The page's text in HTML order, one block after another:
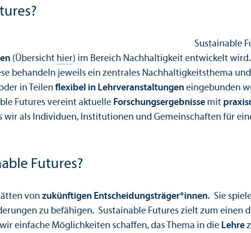
Sustainable
(Über­sicht hier) im Bereich Nachhaltigkeit entwickelt
behandeln jeweils ein zentrales Nachhaltigkeits­thema
in Teilen flexibel in Lehr­veranstaltungen eingebunden
Futures vereint aktuelle Forschungs­ergebnisse mit
wir als Individuen, Institutionen und Gemeinschaften für
Futures?
von zukünftigen Entscheidungs­träger*innen. Sie
zu be­fähigen. Sustainable Futures zielt zum einen
einfache Möglichkeiten schaffen, das Thema in die Lehre